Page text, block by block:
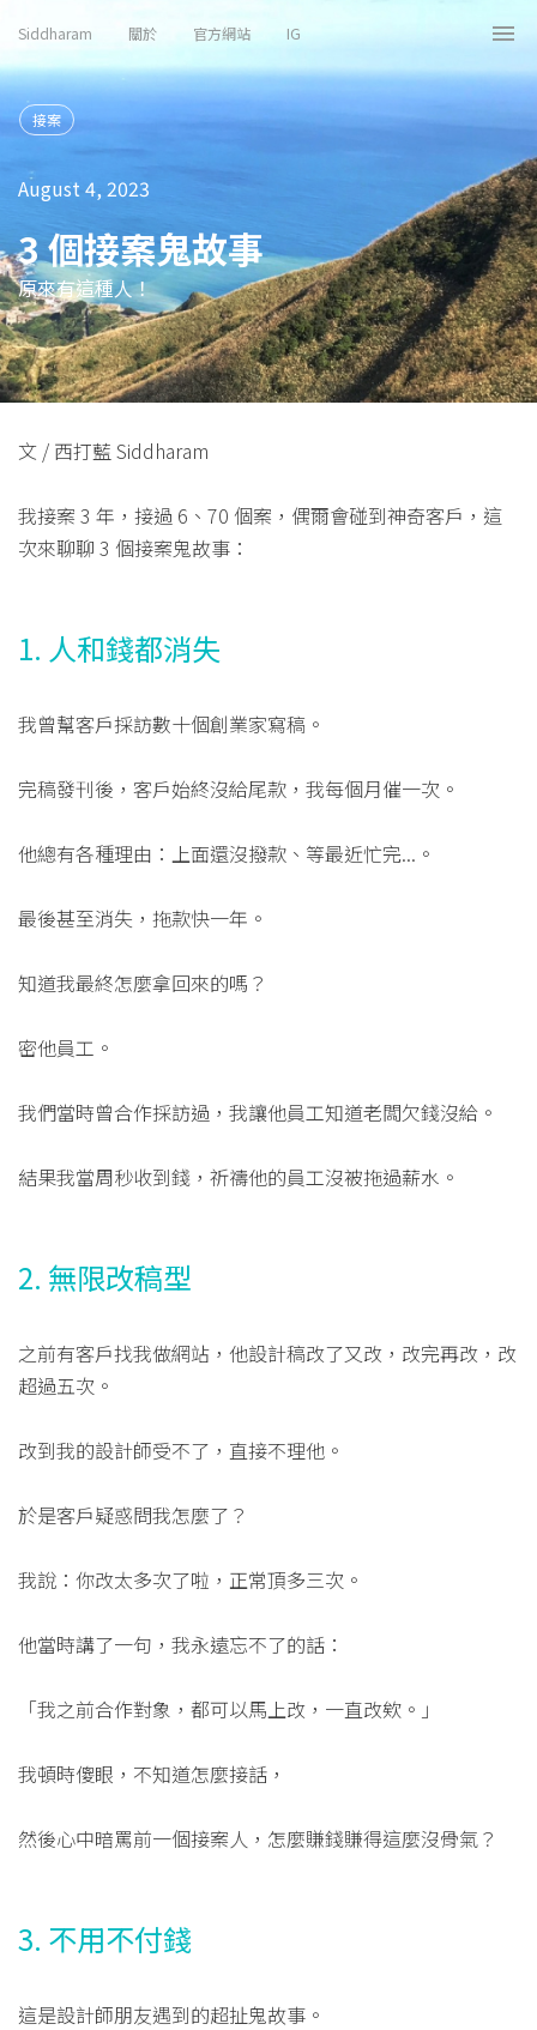
Siddharam 關於 官方網站 IG
接案
August 4, 2023
3 個接案鬼故事
原來有這種人！
文 / 西打藍 Siddharam
我接案 3 年，接過 6、70 個案，偶爾會碰到神奇客戶，這
次來聊聊 3 個接案鬼故事：
1. 人和錢都消失
我曾幫客戶採訪數十個創業家寫稿。
完稿發刊後，客戶始終沒給尾款，我每個月催一次。
他總有各種理由：上面還沒撥款、等最近忙完...。
最後甚至消失，拖款快一年。
知道我最終怎麼拿回來的嗎？
密他員工。
我們當時曾合作採訪過，我讓他員工知道老闆欠錢沒給。
結果我當周秒收到錢，祈禱他的員工沒被拖過薪水。
2. 無限改稿型
之前有客戶找我做網站，他設計稿改了又改，改完再改，改
超過五次。
改到我的設計師受不了，直接不理他。
於是客戶疑惑問我怎麼了？
我說：你改太多次了啦，正常頂多三次。
他當時講了一句，我永遠忘不了的話：
「我之前合作對象，都可以馬上改，一直改欸。」
我頓時傻眼，不知道怎麼接話，
然後心中暗罵前一個接案人，怎麼賺錢賺得這麼沒骨氣？
3. 不用不付錢
這是設計師朋友遇到的超扯鬼故事。